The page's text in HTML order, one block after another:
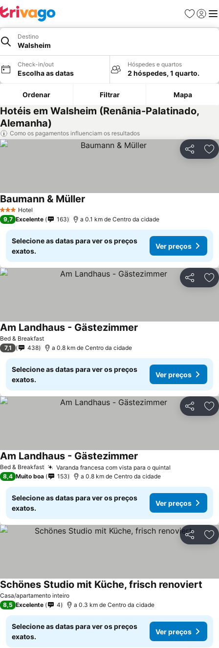
Favoritos
Iniciar
Destino
Walsheim
Check-in/out
Escolha as datas
Hóspedes e quartos
2 hóspedes, 1 quarto.
Ordenar Filtrar Mapa
Hotéis em Walsheim (Renânia-Palatinado,
Alemanha)
Como os pagamentos influenciam os resultados
Partilhar
3 EstrelasHotel
Baumann & Müller
9,7 Excelente 163 a 0.1 km de Centro da cidade
Selecione as datas para ver os preços
exatos.
Ver preços
Partilhar
Bed & Breakfast
Am Landhaus - Gästezimmer
7,1 438 a 0.8 km de Centro da cidade
Selecione as datas para ver os preços
exatos.
Ver preços
Partilhar
Bed & Breakfast Varanda francesa com vista para o quintal
Am Landhaus - Gästezimmer
8,4 Muito boa 153 a 0.8 km de Centro da cidade
Selecione as datas para ver os preços
exatos.
Ver preços
Partilhar
Casa/apartamento inteiro
Schönes Studio mit Küche, frisch renoviert
8,5 Excelente 4 a 0.3 km de Centro da cidade
Selecione as datas para ver os preços
exatos.
Ver preços